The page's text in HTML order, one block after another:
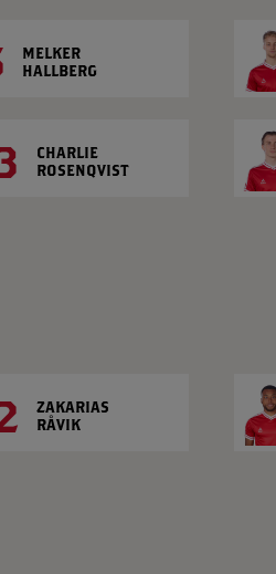
MELKER
HALLBERG
CHARLIE
ROSENQVIST
ZAKARIAS
RÅVIK